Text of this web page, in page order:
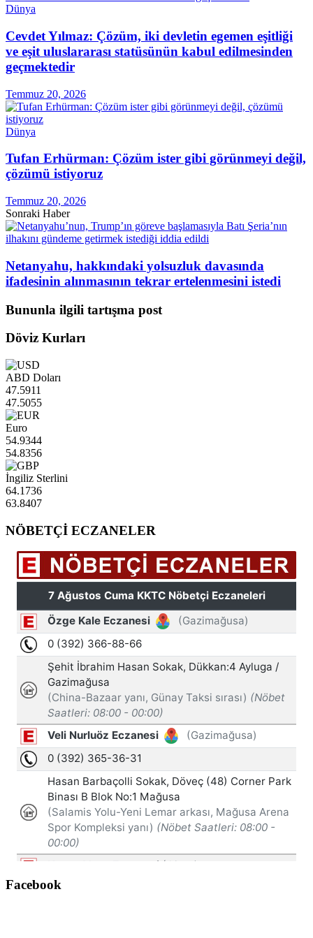
Dünya
Cevdet Yılmaz: Çözüm, iki devletin egemen eşitliği
ve eşit uluslararası statüsünün kabul edilmesinden
geçmektedir
Temmuz 20, 2026
Dünya
Tufan Erhürman: Çözüm ister gibi görünmeyi değil,
çözümü istiyoruz
Temmuz 20, 2026
Sonraki Haber
Netanyahu, hakkındaki yolsuzluk davasında
ifadesinin alınmasının tekrar ertelenmesini istedi
Bununla ilgili tartışma post
Döviz Kurları
ABD Doları
47.5911
47.5055
Euro
54.9344
54.8356
İngiliz Sterlini
64.1736
63.8407
NÖBETÇİ ECZANELER
Facebook